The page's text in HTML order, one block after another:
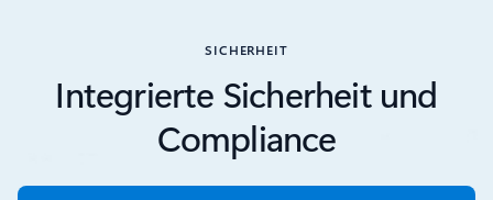
SICHERHEIT
Integrierte Sicherheit und
Compliance